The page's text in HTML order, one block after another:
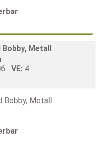
Metall
VE: 4